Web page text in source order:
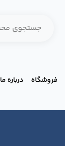
فروشگاه درباره ما